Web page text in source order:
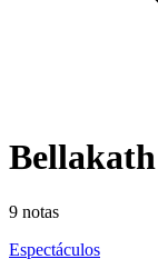
Bellakath
9 notas
Espectáculos